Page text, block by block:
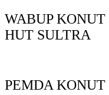
WABUP
HUT SULTRA
PEMDA